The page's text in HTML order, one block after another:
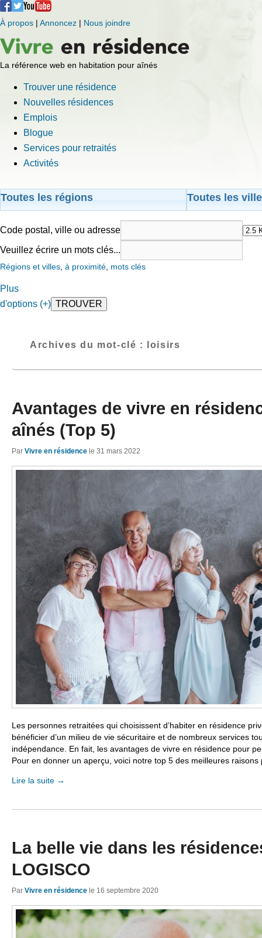
À propos | Annoncez | Nous joindre
La référence web en habitation pour aînés
Trouver une résidence
Nouvelles résidences
Emplois
Blogue
Services pour retraités
Activités
Toutes les régions Toutes les
Code postal, ville ou adresse
Veuillez écrire un mots clés...
Régions et villes à proximité mots clés
Plus
d'options (+)
Archives du mot-clé : loisirs
Avantages de vivre en
aînés (Top 5)
Par Vivre en résidence le 31 mars 2022
Les personnes retraitées qui choisissent d’habiter en résidence
bénéficier d’un milieu de vie sécuritaire et de nombreux services
indépendance. En fait, les avantages de vivre en résidence pour
Pour en donner un aperçu, voici notre top 5 des meilleures
Lire la suite →
La belle vie dans les
LOGISCO
Par Vivre en résidence le 16 septembre 2020